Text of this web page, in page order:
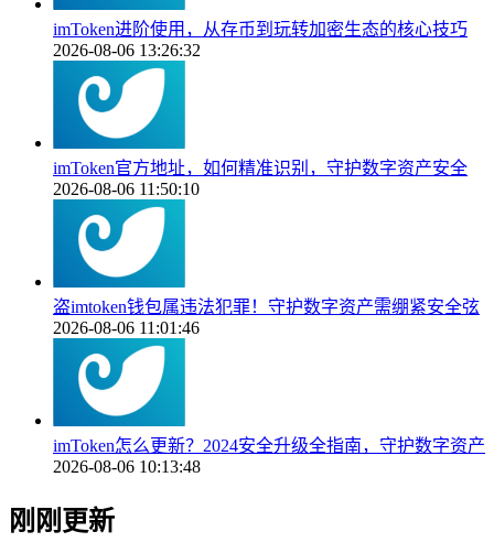
imToken进阶使用，从存币到玩转加密生态的核心技巧
2026-08-06 13:26:32
imToken官方地址，如何精准识别，守护数字资产安全
2026-08-06 11:50:10
盗imtoken钱包属违法犯罪！守护数字资产需绷紧安全弦
2026-08-06 11:01:46
imToken怎么更新？2024安全升级全指南，守护数字资产
2026-08-06 10:13:48
刚刚更新